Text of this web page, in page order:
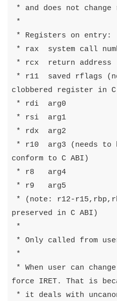
clobbered register in C
conform to C ABI)
preserved in C ABI)
force IRET. That is